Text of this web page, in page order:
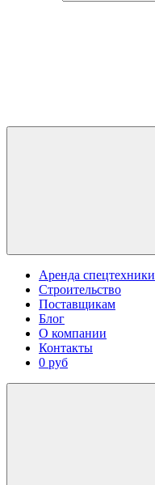
Аренда спецтехники
Строительство
Поставщикам
Блог
О компании
Контакты
0 руб